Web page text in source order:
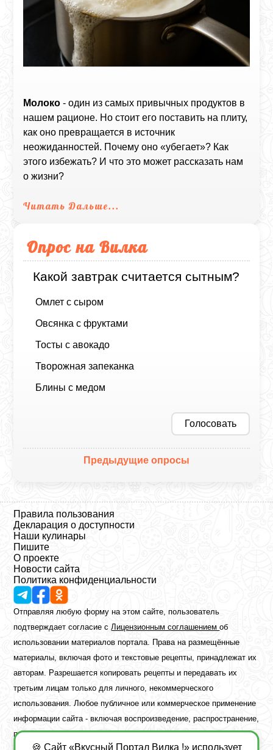
Молоко - один из самых привычных продуктов в
нашем рационе. Но стоит его поставить на плиту,
как оно превращается в источник
неожиданностей. Почему оно «убегает»? Как
этого избежать? И что это может рассказать нам
о жизни?
Читать Дальше...
Опрос на Вилка
Какой завтрак считается сытным?
Омлет с сыром
Овсянка с фруктами
Тосты с авокадо
Творожная запеканка
Блины с медом
Голосовать
Предыдущие опросы
Правила пользования
Декларация о доступности
Наши кулинары
Пишите
О проекте
Новости сайта
Политика конфиденциальности
Отправляя любую форму на этом сайте, пользователь
подтверждает согласие сЛицензионным соглашениемоб
использовании материалов портала. Права на размещённые
материалы, включая фото и текстовые рецепты, принадлежат их
авторам. Разрешается копировать рецепты и передавать их
третьим лицам только для личного, некоммерческого
использования. Любое публичное или коммерческое применение
информации сайта - включая воспроизведение, распространение,
публикацию или обработку - возможно лишь при наличии
🍪 Сайт «Вкусный Портал Вилка !» использует